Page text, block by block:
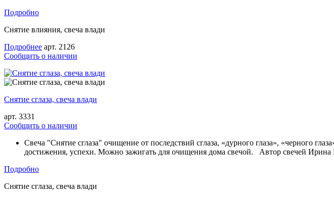
Подробно
Снятие влияния, свеча влади
Подробнее арт. 2126
Cообщить о наличии
Снятие сглаза, свеча влади
арт. 3331
Cообщить о наличии
Свеча "Снятие сглаза" очищение от последствий сглаза, «дурного глаза», «черного
достижения, успехи. Можно зажигать для очищения дома свечой. Автор свечей
Подробно
Снятие сглаза, свеча влади